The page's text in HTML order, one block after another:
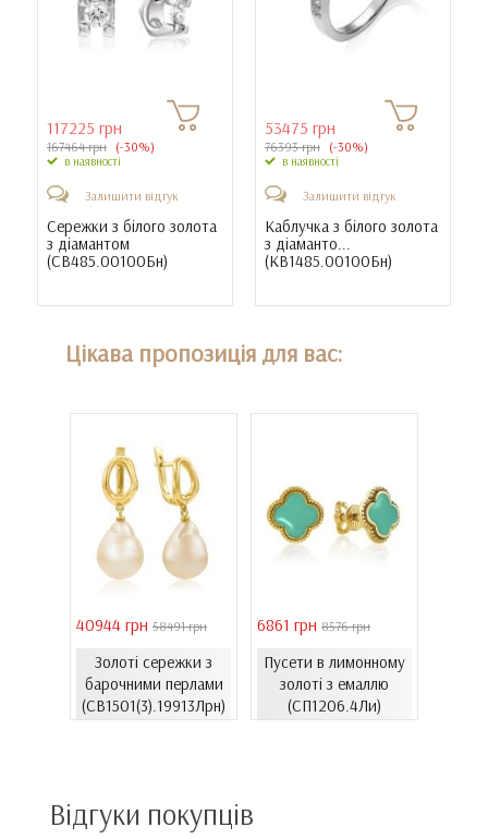
117225 грн
167464 грн (-30%)
в наявності
Залишити відгук
Сережки з білого золота
з діамантом
(СВ485.00100Бн)
53475 грн
76393 грн (-30%)
в наявності
Залишити відгук
Каблучка з білого золота
з діаманто...
(КВ1485.00100Бн)
Цікава пропозиція для вас:
40944 грн 58491 грн
Золоті сережки з
барочними перлами
(СВ1501(3).19913Лрн)
6861 грн 8576 грн
Пусети в лимонному
золоті з емаллю
(СП1206.4Ли)
Відгуки покупців